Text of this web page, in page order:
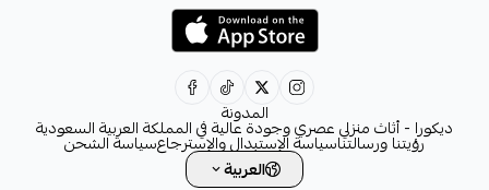
decora6586@gmail.com
المدونة
ديكورا - أثاث منزلي عصري وجودة عالية في المملكة العربية السعودية
رؤيتنا ورسالتناسياسة الإستبدال والإسترجاعسياسة الشحن
العربية